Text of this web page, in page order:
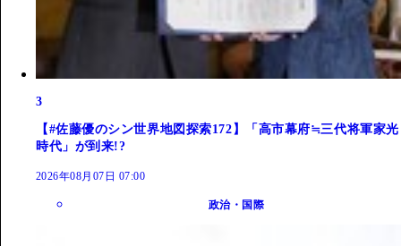
3
【#佐藤優のシン世界地図探索172】「高市幕府≒三代将軍家光
時代」が到来!?
2026年08月07日 07:00
政治・国際